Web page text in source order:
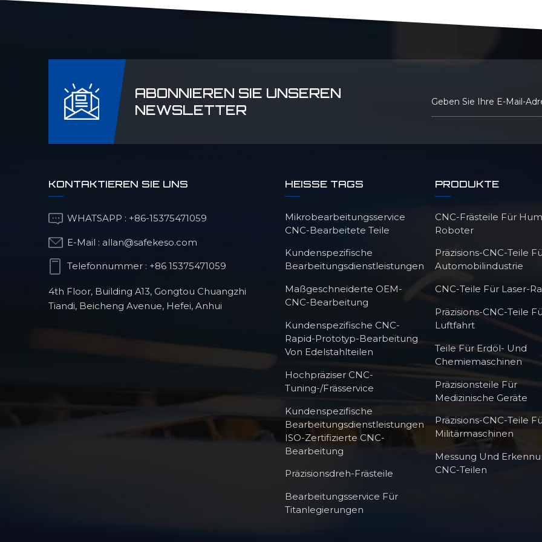
CNC-Frästeile für
humanoide Roboter
Operationsroboterprodukte
Präzisions-CNC-Teile
Automobilindustrie
ABONNIEREN SIE UNSEREN
NEWSLETTER
KONTAKTIEREN SIE UNS
WHATSAPP : +86-15375471059
E-Mail : allan@safekeso.com
Telefonnummer : +86 15375471059
4th Floor, Building A13, Gongtou Chuangzhi
Tiandi, Beicheng Avenue, Hefei, Anhui
HEISSE TAGS
Mikrobearbeitungsservice
CNC-Bearbeitete Teile
Kundenspezifische
Bearbeitungsdienstleistungen
Maßgeschneiderte OEM-
CNC-Bearbeitung
Kundenspezifische CNC-
Rapid-Prototyp-Bearbeitung
Von Edelstahlteilen
Hochpräziser CNC-
Tuning-/Frässervice
Kundenspezifische
Bearbeitungsdienstleistungen
ISO-Zertifizierte CNC-
Bearbeitung
Präzisionsdreh-Frästeile
Bearbeitungsservice Für
Titanlegierungen
PRODUKTE
CNC-Frästeile Für
Roboter
Präzisions-CNC-Teile
Automobilindustrie
CNC-Teile Für Laser-
Präzisions-CNC-Teile
Luftfahrt
Teile Für Erdöl- Und
Chemiemaschinen
Präzisionsteile Für
Medizinische Geräte
Präzisions-CNC-Teile
Militärmaschinen
Messung Und
CNC-Teilen